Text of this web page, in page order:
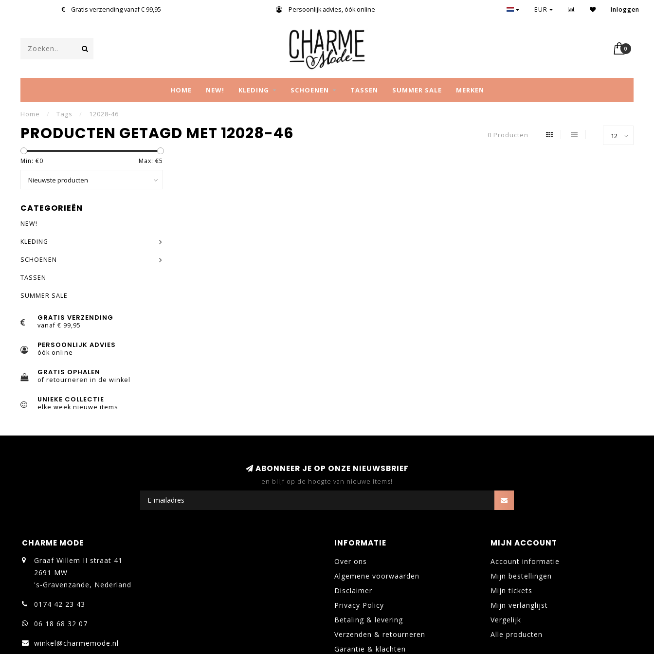
Gratis verzending vanaf € 99,95 Persoonlijk advies, óók online EUR Inloggen
0
HOME NEW! KLEDING SCHOENEN TASSEN SUMMER SALE MERKEN
Home / Tags / 12028-46
PRODUCTEN GETAGD MET 12028-46 0 Producten
Min: €0 Max: €5
CATEGORIEËN
NEW!
KLEDING
SCHOENEN
TASSEN
SUMMER SALE
GRATIS VERZENDING
vanaf € 99,95
PERSOONLIJK ADVIES
óók online
GRATIS OPHALEN
of retourneren in de winkel
UNIEKE COLLECTIE
elke week nieuwe items
ABONNEER JE OP ONZE NIEUWSBRIEF
en blijf op de hoogte van nieuwe items!
CHARME MODE
Graaf Willem II straat 41
2691 MW
's-Gravenzande, Nederland
0174 42 23 43
06 18 68 32 07
winkel@charmemode.nl
INFORMATIE
Over ons
Algemene voorwaarden
Disclaimer
Privacy Policy
Betaling & levering
Verzenden & retourneren
Garantie & klachten
MIJN ACCOUNT
Account informatie
Mijn bestellingen
Mijn tickets
Mijn verlanglijst
Vergelijk
Alle producten